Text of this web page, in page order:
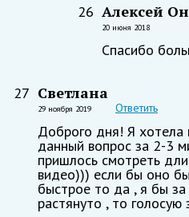
26 Алексей
20 июня 2018
Спасибо
27 Светлана
29 ноября 2019 Ответить
Доброго дня! Я хотела
данный вопрос за 2-3
пришлось смотреть
видео))) если бы оно
быстрое то да , я бы
растянуто , то голосую